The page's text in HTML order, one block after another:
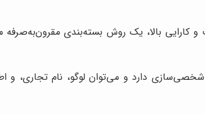
و کارایی بالا، یک روش بسته‌بندی
دارد و می‌توان لوگو، نام تجاری، و